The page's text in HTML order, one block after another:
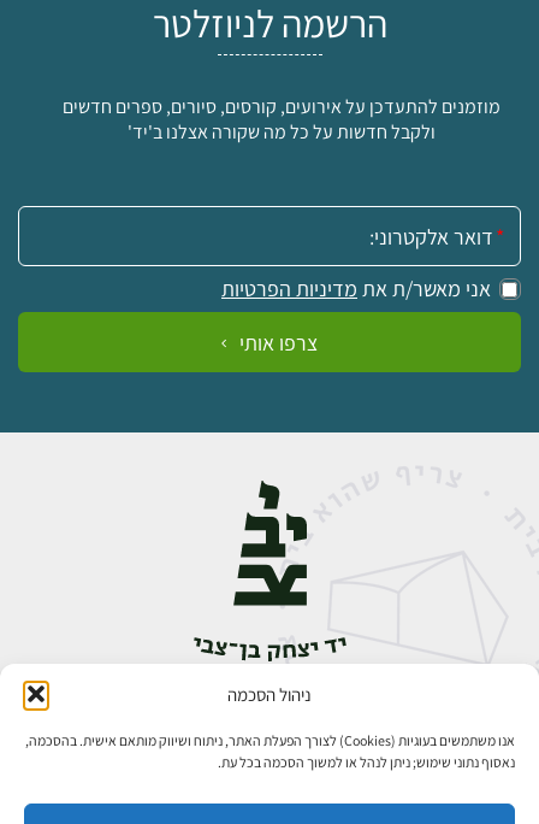
ניהול הסכמה
אנו משתמשים בעוגיות (Cookies) לצורך הפעלת האתר, ניתוח ושיווק מותאם אישית. בהסכמה,
נאסוף נתוני שימוש; ניתן לנהל או למשוך הסכמה בכל עת.
הרשמה לניוזלטר
מוזמנים להתעדכן על אירועים, קורסים, סיורים, ספרים חדשים
ולקבל חדשות על כל מה שקורה אצלנו ב'יד'
אימייל:
אני מאשר/ת את מדיניות הפרטיות
צרפו אותי
אבן גבירול 14, רחביה, ירושלים